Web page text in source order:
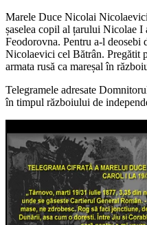
Marele Duce Nicolai
șaselea copil al țarului Nicolae
Feodorovna. Pentru a-l deosebi
Nicolaevici cel Bătrân. Pregătit
armata rusă ca mareșal în
Telegramele adresate
în timpul războiului de